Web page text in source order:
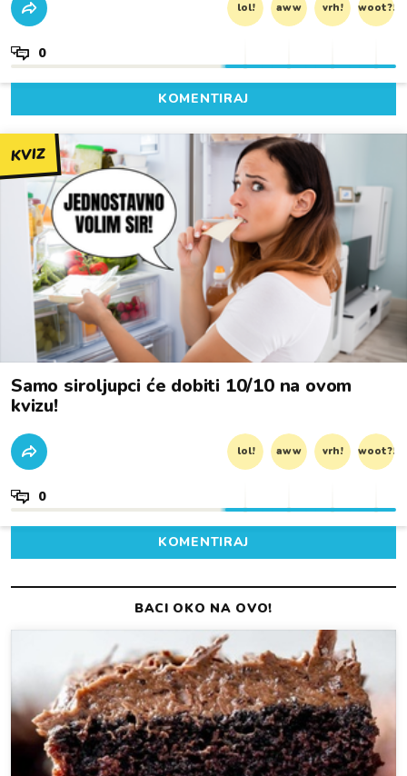
lol! aww vrh! woot?!
0
KOMENTIRAJ
KVIZ
Samo siroljupci će dobiti 10/10 na ovom
kvizu!
lol! aww vrh! woot?!
0
KOMENTIRAJ